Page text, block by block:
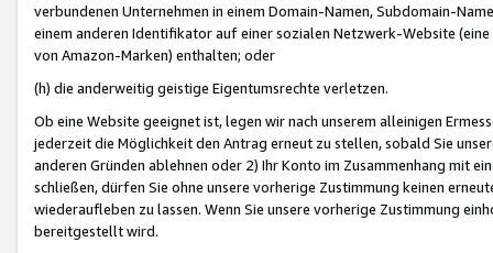
verbundenen Unternehmen in einem Domain-Namen, Subdomain-
einem anderen Identifikator auf einer sozialen Netzwerk-Website
von Amazon-Marken) enthalten; oder
(h) die anderweitig geistige Eigentumsrechte verletzen.
Ob eine Website geeignet ist, legen wir nach unserem alleinigen
jederzeit die Möglichkeit den Antrag erneut zu stellen, sobald Sie
anderen Gründen ablehnen oder 2) Ihr Konto im Zusammenhang mit
schließen, dürfen Sie ohne unsere vorherige Zustimmung keinen
wiederaufleben zu lassen. Wenn Sie unsere vorherige Zustimmung
bereitgestellt wird.